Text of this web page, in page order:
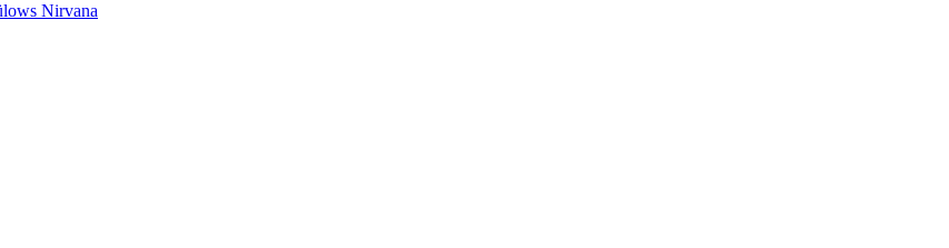
Nirvana